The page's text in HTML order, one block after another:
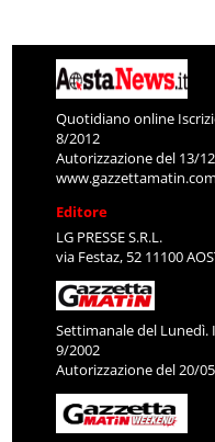
Quotidiano online
8/2012
Autorizzazione del 13/
www.gazzettamatin.com
Editore
LG PRESSE S.R.L.
via Festaz, 52 11100
Settimanale del Lunedì.
9/2002
Autorizzazione del 20/